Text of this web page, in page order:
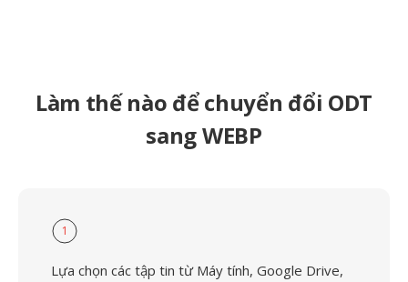
Làm thế nào để chuyển đổi ODT
sang WEBP
1
Lựa chọn các tập tin từ Máy tính, Google Drive,